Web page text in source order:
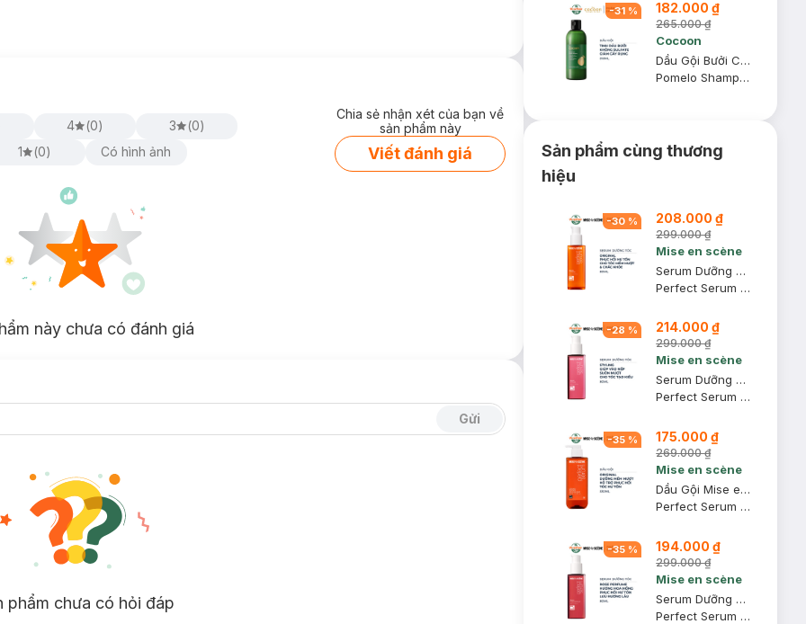
4 (0) 3 (0)
1
(0) Có hình ảnh
Chia sẻ nhận xét của bạn về
sản phẩm này
Viết đánh giá
này chưa có đánh giá
Gửi
phẩm chưa có hỏi đáp
-31 % 182.000 ₫
265.000 ₫
Cocoon
Dầu Gội Bưởi Cocoon Không Sulfate Và Giảm Gãy Rụng 310ml
Pomelo Shampoo
Sản phẩm cùng thương
hiệu
-30 % 208.000 ₫
299.000 ₫
Mise en scène
Serum Dưỡng Tóc Mise en scène Original Phục Hồi Hư Tổn 80ml
Perfect Serum Original
-28 % 214.000 ₫
299.000 ₫
Mise en scène
Serum Dưỡng Tóc Mise en scène Styling Vào Nếp Suôn Mượt 80ml
Perfect Serum Styling
-35 % 175.000 ₫
269.000 ₫
Mise en scène
Dầu Gội Mise en scène Hỗ Trợ Phục Hồi Tóc Hư Tổn 530ml
Perfect Serum Original Shampoo
-35 % 194.000 ₫
299.000 ₫
Mise en scène
Serum Dưỡng Tóc Mise en scène Rose Perfume Hương Nước Hoa 80ml
Perfect Serum Rose Perfume